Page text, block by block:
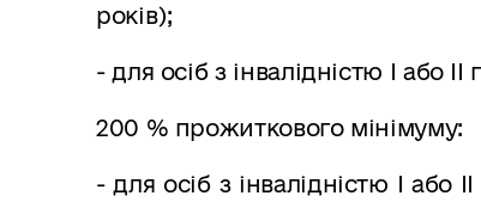
років);
- для осіб з інвалідністю I або
200 % прожиткового мінімуму:
- для осіб з інвалідністю I або